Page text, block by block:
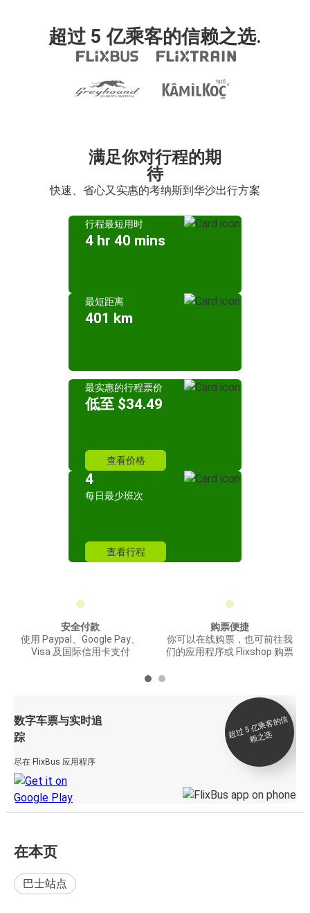
超过 5 亿乘客的信赖之选.
满足你对行程的期
待
快速、省心又实惠的考纳斯到华沙出行方案
行程最短用时
4 hr 40 mins
最短距离
401 km
最实惠的行程票价
低至 $34.49
查看价格
4
每日最少班次
查看行程
安全付款
使用 Paypal、Google Pay、
Visa 及国际信用卡支付
购票便捷
你可以在线购票，也可前往我
们的应用程序或 Flixshop 购票
数字车票与实时追
踪
尽在 FlixBus 应用程序
超
过 5
亿
乘
客
的
信
赖
之
选
在本页
巴士站点